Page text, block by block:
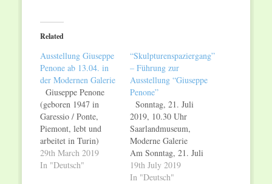
(Opens
in
new
Related
Ausstellung Giuseppe
Penone ab 13.04. in
der Modernen Galerie
Giuseppe Penone
(geboren 1947 in
Garessio / Ponte,
Piemont, lebt und
arbeitet in Turin)
gehört zu den
bedeutendsten und
29th March 2019
In "Deutsch"
“Skulpturenspaziergang”
– Führung zur
Ausstellung “Giuseppe
Penone”
Sonntag, 21. Juli
2019, 10.30 Uhr
Saarlandmuseum,
Moderne Galerie
Am Sonntag, 21. Juli
2019, um 10.30 Uhr
findet ein
19th July 2019
In "Deutsch"